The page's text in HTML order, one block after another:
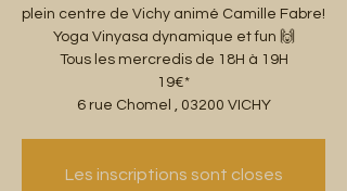
plein centre de Vichy animé Camille Fabre!
Yoga Vinyasa dynamique et fun 🙌
Tous les mercredis de 18H à 19H
19€*
6 rue Chomel , 03200 VICHY
Les inscriptions sont closes